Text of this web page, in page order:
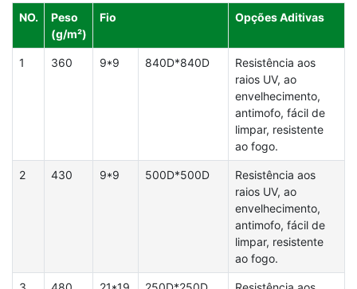
NO.
Peso
(g/m²)
Fio Opções Aditivas
1 360 9*9 840D*840D
Resistência aos
raios UV, ao
envelhecimento,
antimofo, fácil de
limpar, resistente
ao fogo.
2 430 9*9 500D*500D
Resistência aos
raios UV, ao
envelhecimento,
antimofo, fácil de
limpar, resistente
ao fogo.